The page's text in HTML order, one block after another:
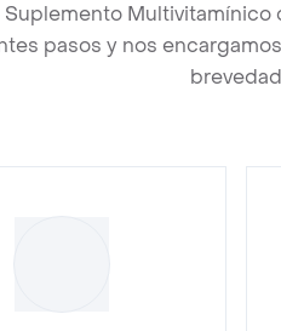
Suplemento
pasos y nos
brevedad